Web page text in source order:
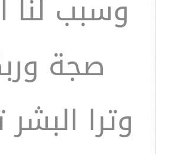
صجة
وترا